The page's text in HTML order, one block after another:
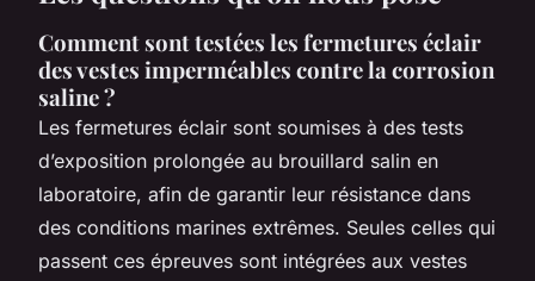
Comment sont testées les fermetures éclair
des vestes imperméables contre la corrosion
saline ?
Les fermetures éclair sont soumises à des tests
d’exposition prolongée au brouillard salin en
laboratoire, afin de garantir leur résistance dans
des conditions marines extrêmes. Seules celles qui
passent ces épreuves sont intégrées aux vestes